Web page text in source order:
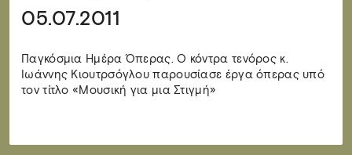
05.07.2011
Παγκόσμια Ημέρα Όπερας. Ο κόντρα τενόρος κ.
Ιωάννης Κιουτρσόγλου παρουσίασε έργα όπερας υπό
τον τίτλο «Μουσική για μια Στιγμή»